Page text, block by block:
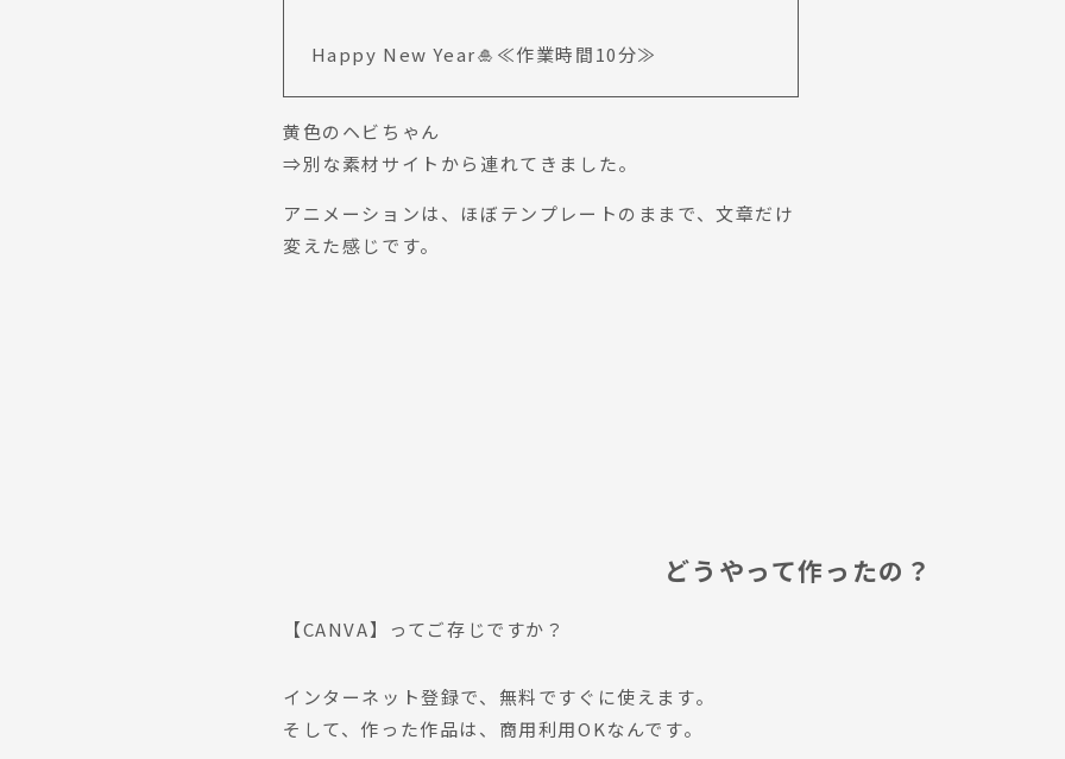
Happy New Year🎍≪作業時間10分≫
黄色のヘビちゃん
⇒別な素材サイトから連れてきました。
アニメーションは、ほぼテンプレートのままで、文章だけ
変えた感じです。
どうやって作ったの？
【CANVA】ってご存じですか？
インターネット登録で、無料ですぐに使えます。
そして、作った作品は、商用利用OKなんです。